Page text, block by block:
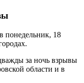
понедельник, 18
за ночь взрывы
области и в